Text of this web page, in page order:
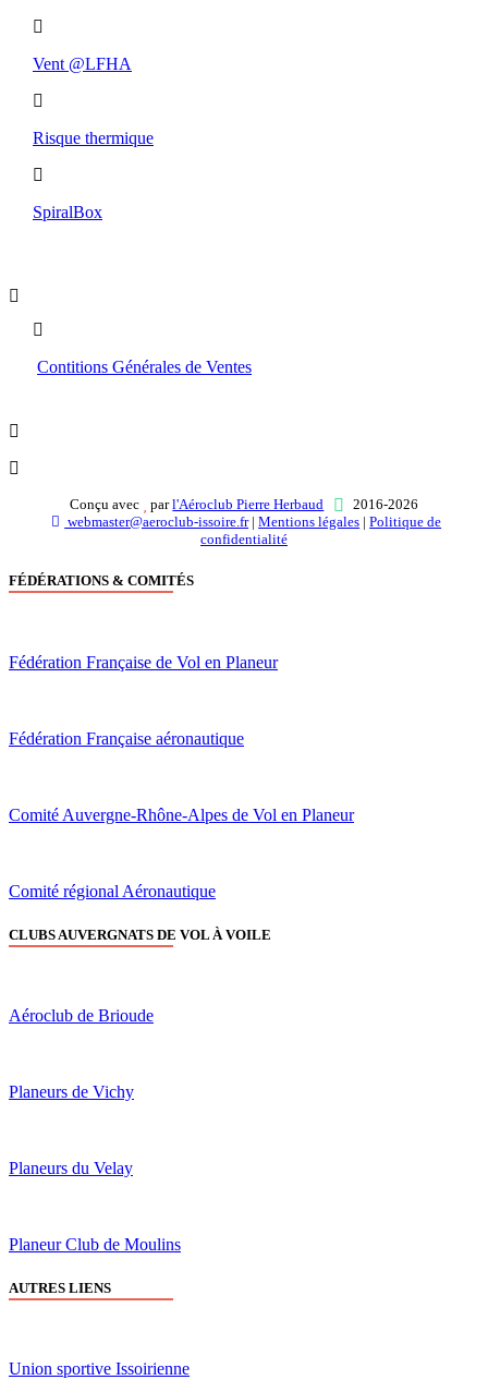
Vent @LFHA
Risque thermique
SpiralBox
Contitions Générales de Ventes
Conçu avec parl'Aéroclub Pierre Herbaud
2016-2026
webmaster@aeroclub-issoire.fr|Mentions légales |Politique de
confidentialité
FÉDÉRATIONS & COMITÉS
Fédération Française de Vol en Planeur
Fédération Française aéronautique
Comité Auvergne-Rhône-Alpes de Vol en Planeur
Comité régional Aéronautique
CLUBS AUVERGNATS DE VOL À VOILE
Aéroclub de Brioude
Planeurs de Vichy
Planeurs du Velay
Planeur Club de Moulins
AUTRES LIENS
Union sportive Issoirienne